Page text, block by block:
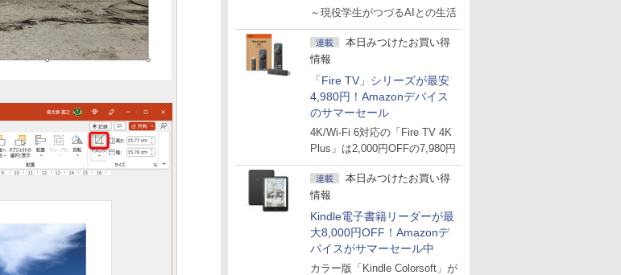
に出会った話
～現役学生がつづるAIとの生活
連載
本日みつけたお買い得
情報
「Fire TV」シリーズが最安
4,980円！Amazonデバイス
のサマーセール
4K/Wi-Fi 6対応の「Fire TV 4K
Plus」は2,000円OFFの7,980円
連載
本日みつけたお買い得
情報
Kindle電子書籍リーダーが最
大8,000円OFF！Amazonデ
バイスがサマーセール中
カラー版「Kindle Colorsoft」が